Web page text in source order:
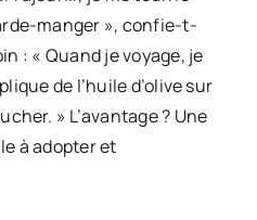
manger », confie-t-
: « Quand je voyage, je
de l’huile d’olive sur
» L’avantage ? Une
à adopter et